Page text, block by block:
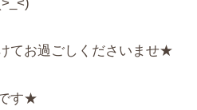
てお過ごしくださいませ★
す★